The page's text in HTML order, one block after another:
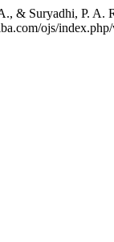
& Suryadhi, P. A.
ojs/